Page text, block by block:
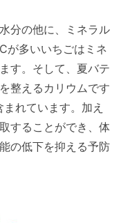
分の他に、ミネラル
が多いいちごはミネ
す。そして、夏バテ
整えるカリウムです
れています。加え
することができ、体
の低下を抑える予防